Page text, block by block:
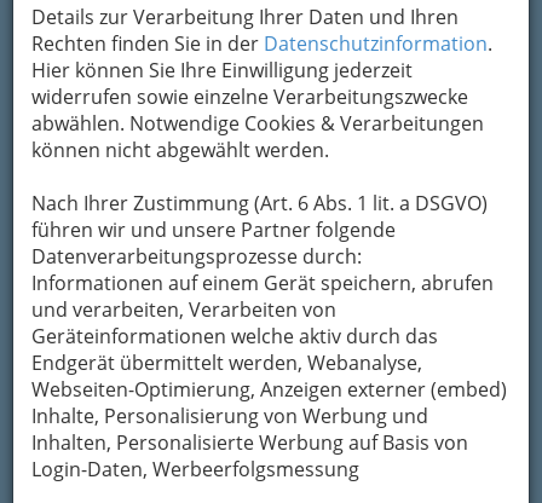
Details zur Verarbeitung Ihrer Daten und Ihren
Rechten finden Sie in der Datenschutzinformation.
Hier können Sie Ihre Einwilligung jederzeit
widerrufen sowie einzelne Verarbeitungszwecke
abwählen. Notwendige Cookies & Verarbeitungen
können nicht abgewählt werden.
Nach Ihrer Zustimmung (Art. 6 Abs. 1 lit. a DSGVO)
führen wir und unsere Partner folgende
Datenverarbeitungsprozesse durch:
Informationen auf einem Gerät speichern, abrufen
und verarbeiten, Verarbeiten von
Geräteinformationen welche aktiv durch das
Endgerät übermittelt werden, Webanalyse,
Webseiten-Optimierung, Anzeigen externer (embed)
Inhalte, Personalisierung von Werbung und
Inhalten, Personalisierte Werbung auf Basis von
Login-Daten, Werbeerfolgsmessung
Um die Info-Graz Firmenvor Spam-Mails zu
bewahren, verwenden wir an dieser Stelle zur
Übermittlung Ihrer Nachricht ein sicheres
Formular. Ihre Nachricht wird nach dem
Absenden umgehend per Mail an das
Unternehmen Tierschutzverein for Animals
Mein Name
Meine Email Adresse
Mein Betreff
Meine Nachricht